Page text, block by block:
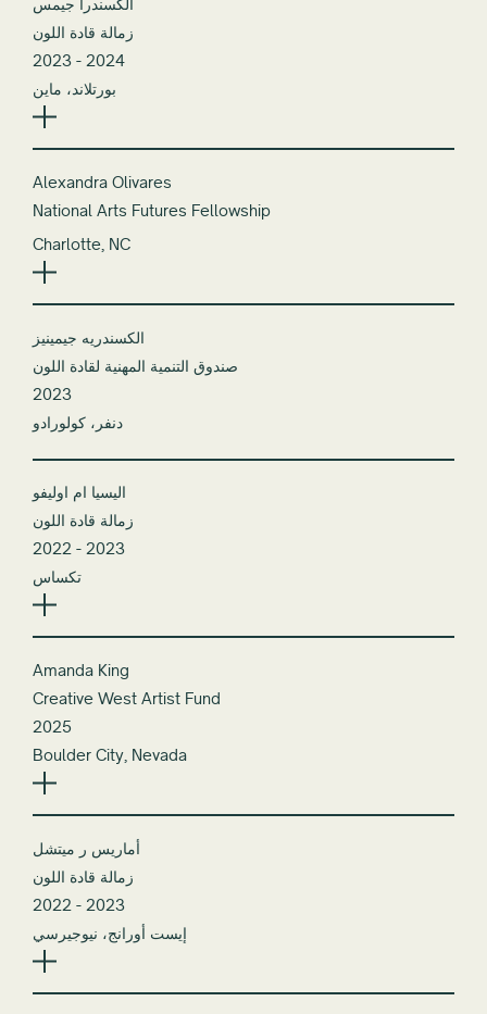
زمالة قادة اللون
2023 - 2024
بورتلاند، ماين
Alexandra Olivares
National Arts Futures Fellowship
Charlotte, NC
الكسندريه جيمينيز
صندوق التنمية المهنية لقادة اللون
2023
دنفر، كولورادو
اليسيا ام اوليفو
زمالة قادة اللون
2022 - 2023
تكساس
Amanda King
Creative West Artist Fund
2025
Boulder City, Nevada
أماريس ر ميتشل
زمالة قادة اللون
2022 - 2023
إيست أورانج، نيوجيرسي